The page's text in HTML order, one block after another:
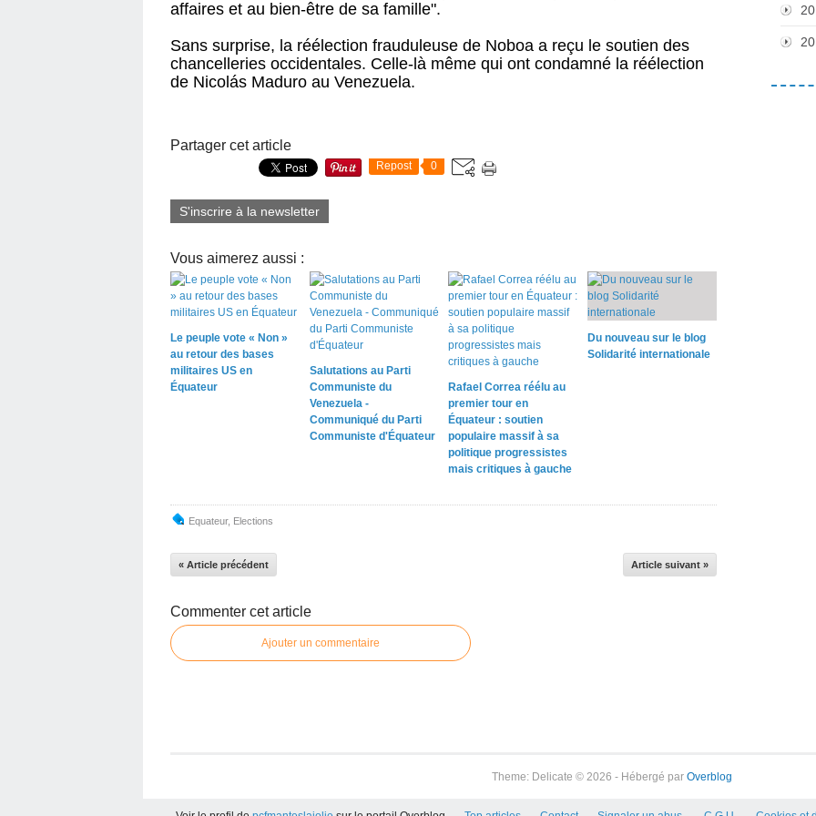
affaires et au bien-être de sa famille".
Sans surprise, la réélection frauduleuse de Noboa a reçu le soutien des
chancelleries occidentales. Celle-là même qui ont condamné la réélection
de Nicolás Maduro au Venezuela.
Partager cet article
Repost 0
S'inscrire à la newsletter
Vous aimerez aussi :
Le peuple vote « Non »
au retour des bases
militaires US en
Équateur
Salutations au Parti
Communiste du
Venezuela -
Communiqué du Parti
Communiste d'Équateur
Rafael Correa réélu au
premier tour en
Équateur : soutien
populaire massif à sa
politique progressistes
mais critiques à gauche
Du nouveau sur le blog
Solidarité internationale
Equateur, Elections
« Article précédent Article suivant »
Commenter cet article
Ajouter un commentaire
Theme: Delicate © 2026 - Hébergé par Overblog